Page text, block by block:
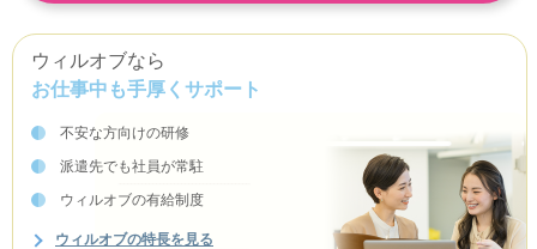
ウィルオブなら
お仕事中も手厚くサポート
不安な方向けの研修
派遣先でも社員が常駐
ウィルオブの有給制度
ウィルオブの特長を見る